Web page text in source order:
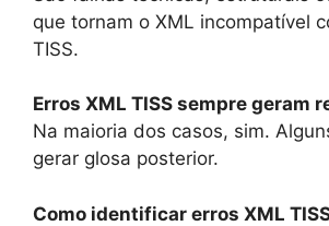
que tornam o XML incompatível
TISS.
Erros XML TISS sempre geram
Na maioria dos casos, sim.
gerar glosa posterior.
Como identificar erros XML